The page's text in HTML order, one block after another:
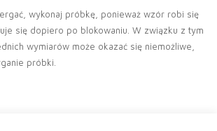
wykonaj próbkę, ponieważ wzór robi się
się dopiero po blokowaniu. W związku z tym
wymiarów może okazać się niemożliwe,
próbki.